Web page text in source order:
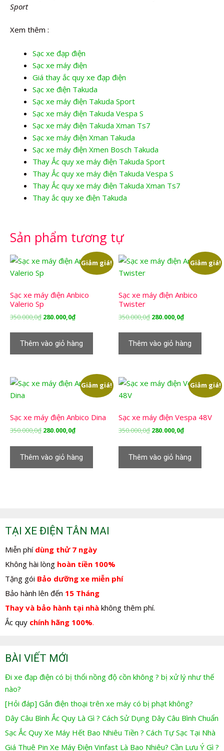
Sport
Xem thêm :
Sạc xe đạp điện
Sạc xe máy điện
Giá thay ắc quy xe đạp điện
Sạc xe điện Takuda
Sạc xe máy điện Takuda Sport
Sạc xe máy điện Takuda Vespa S
Sạc xe máy điện Takuda Xman Ts7
Sạc xe máy điện Xman Takuda
Sạc xe máy điện Xmen Bosch Takuda
Thay Ắc quy xe máy điện Takuda Sport
Thay Ắc quy xe máy điện Takuda Vespa S
Thay Ắc quy xe máy điện Takuda Xman Ts7
Thay ắc quy xe điện Takuda
Sản phẩm tương tự
Giảm giá!
Sạc xe máy điện Anbico
Valerio Sp
350.000,0₫ Giá
350.000,0₫.
280.000,0₫Giá
là:
280.000,0₫.
Thêm vào giỏ hàng
Giảm giá!
Sạc xe máy điện Anbico
Twister
350.000,0₫ Giá
350.000,0₫.
280.000,0₫Giá
là:
280.000,0₫.
Thêm vào giỏ hàng
Giảm giá!
Sạc xe máy điện Anbico Dina
350.000,0₫ Giá
350.000,0₫.
280.000,0₫Giá
là:
280.000,0₫.
Thêm vào giỏ hàng
Giảm giá!
Sạc xe máy điện Vespa 48V
350.000,0₫ Giá
350.000,0₫.
280.000,0₫Giá
là:
280.000,0₫.
Thêm vào giỏ hàng
TẠI XE ĐIỆN TÂN MAI
Miễn phí dùng thử 7 ngày
Không hài lòng hoàn tiền 100%
Tặng gói Bảo dưỡng xe miễn phí
Bảo hành lên đến 15 Tháng
Thay và bảo hành tại nhà không thêm phí.
Ắc quy chính hãng 100%.
BÀI VIẾT MỚI
Đi xe đạp điện có bị thổi nồng độ cồn không ? bị xử lý như thế
nào?
[Hỏi đáp] Gắn điện thoại trên xe máy có bị phạt không?
Dây Câu Bình Ắc Quy Là Gì ? Cách Sử Dụng Dây Câu Bình Chuẩn
Sạc Ắc Quy Xe Máy Hết Bao Nhiêu Tiền ? Cách Tự Sạc Tại Nhà
Giá Thuê Pin Xe Máy Điện Vinfast Là Bao Nhiêu? Cần Lưu Ý Gì ?